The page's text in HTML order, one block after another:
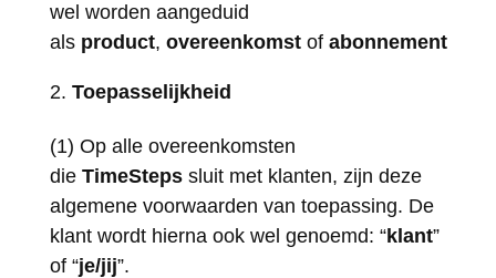
wel worden aangeduid
als product, overeenkomstof abonnement
Toepasselijkheid
(1) Op alle overeenkomsten
die TimeStepssluit met klanten, zijn deze
algemene voorwaarden van toepassing. De
klant wordt hierna ook wel genoemd: “klant”
of “je/jij”.